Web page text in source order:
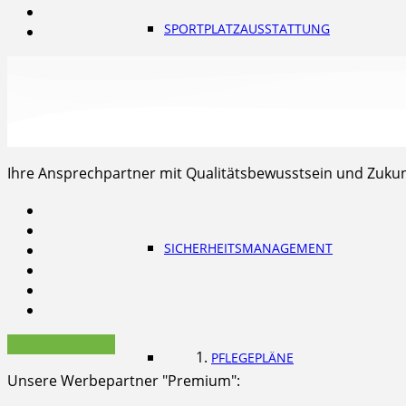
SPORTPLATZAUSSTATTUNG
SICHERHEITSMANAGEMENT
PFLEGEPLÄNE
Ihre Ansprechpartner mit Qualitätsbewusstsein und
Unsere Werbepartner "Premium":